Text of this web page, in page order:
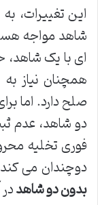
این تغییرات،
شاهد مواجه
ای با یک شاهد،
همچنان نیاز
صلح دارد. اما
دو شاهد، عدم
فوری تخلیه
دوچندان می
بدون دو شاهد